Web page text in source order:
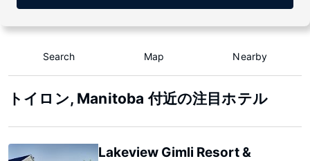
Search Map Nearby
トイロン, Manitoba 付近の注目ホテル
Lakeview Gimli Resort &